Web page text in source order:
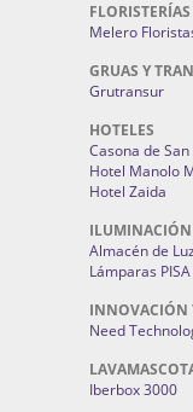
FLORISTERÍAS
Melero
GRUAS Y
Grutransur
HOTELES
Casona de
Hotel Manolo
Hotel Zaida
Almacén de Luz
Lámparas PISA
INNOVACIÓN
Need
Iberbox 3000